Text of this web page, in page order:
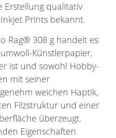
Erstellung qualitativ
Prints bekannt.
Rag® 308 g handelt es
Künstlerpapier,
ist und sowohl Hobby-
mit seiner
weichen Haptik,
Filzstruktur und einer
überzeugt.
Eigenschaften